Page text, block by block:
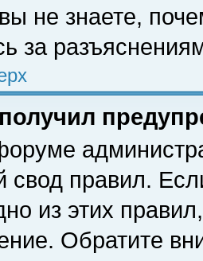
не знаете,
за
свод правил.
из этих
Обратите